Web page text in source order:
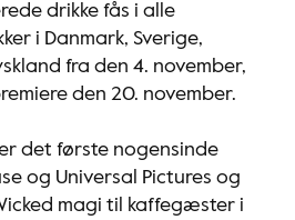
drikke fås i alle
i Danmark, Sverige,
fra den 4. november,
den 20. november.
det første nogensinde
og Universal Pictures og
magi til kaffegæster i